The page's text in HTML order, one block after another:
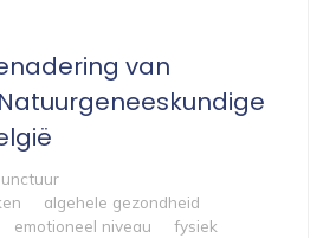
van
algehele gezondheid
emotioneel niveau
fysiek